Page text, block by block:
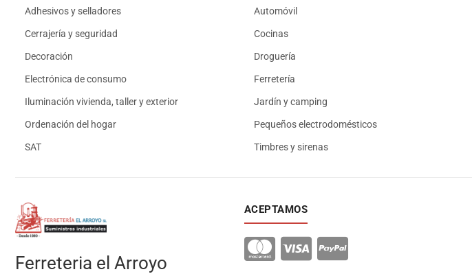
Adhesivos y selladores Automóvil
Cerrajería y seguridad Cocinas
Decoración Droguería
Electrónica de consumo Ferretería
Iluminación vivienda, taller y exterior Jardín y camping
Ordenación del hogar Pequeños electrodomésticos
SAT Timbres y sirenas
Ferreteria el Arroyo
ACEPTAMOS